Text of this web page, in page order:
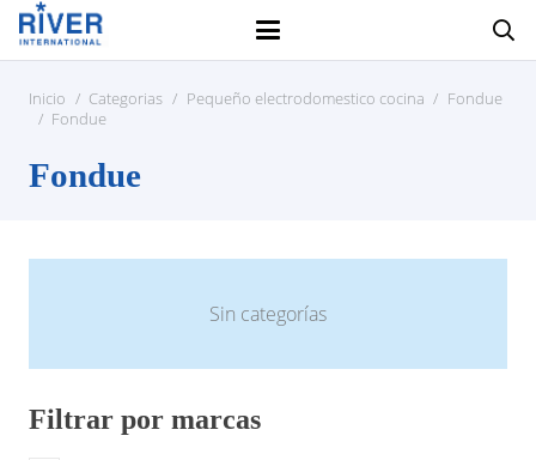
Inicio / Categorias / Pequeño electrodomestico cocina / Fondue
/ Fondue
Fondue
Sin categorías
Filtrar por marcas